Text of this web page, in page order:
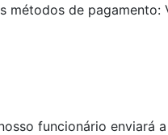
de pagamento:
funcionário enviará